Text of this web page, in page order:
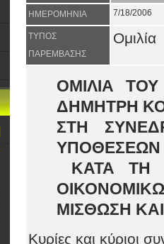
ΗΜΕΡΟΜΗΝΙΑ 7/18/2006
ΤΥΠΟΣ
ΠΑΡΕΜΒΑΣΗΣ
Ομιλία
ΟΜΙΛΙΑ
ΔΗΜΗΤΡΗ
ΣΤΗ
ΥΠΟΘΕΣΕΩΝ
ΚΑΤΑ ΤΗ
ΜΙΣΘΩΣΗ
Κυρίες και κύριοι